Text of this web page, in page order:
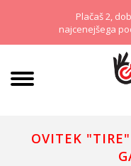
Plačaš 2,
najcenejšega
OVITEK